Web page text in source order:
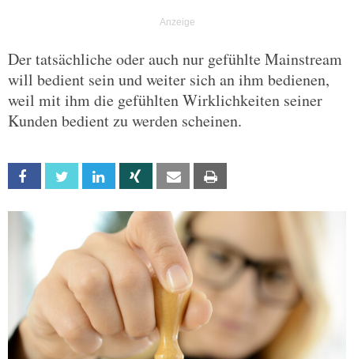
Der tatsächliche oder auch nur gefühlte Mainstream
will bedient sein und weiter sich an ihm bedienen,
weil mit ihm die gefühlten Wirklichkeiten seiner
Kunden bedient zu werden scheinen.
Facebook Twitter Linkedin Xing Email